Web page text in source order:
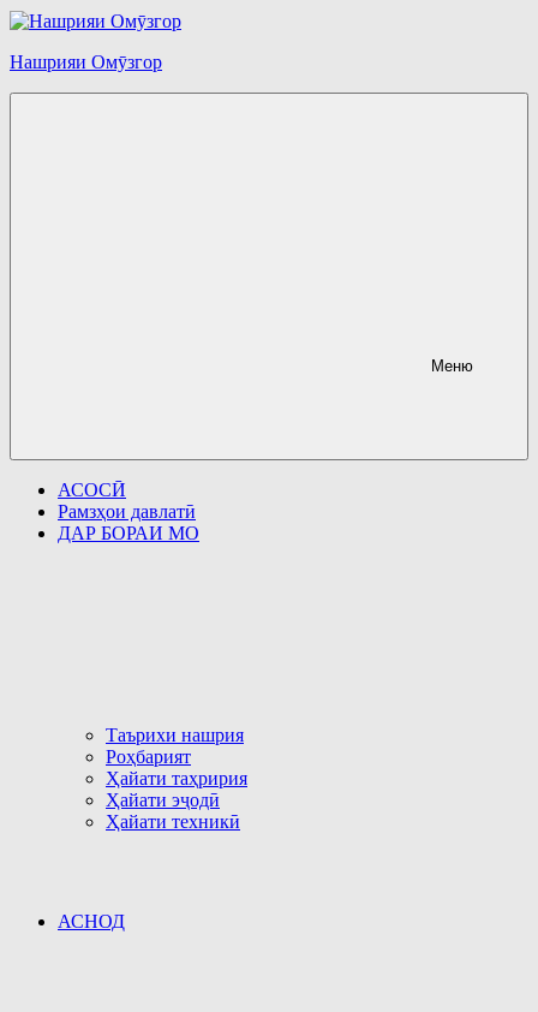
Перейти
содержимому
Нашрияи Омӯзгор
Меню
АСОСӢ
Рамзҳои давлатӣ
ДАР БОРАИ МО
Таърихи нашрия
Роҳбарият
Ҳайати таҳририя
Ҳайати эҷодӣ
Ҳайати техникӣ
АСНОД